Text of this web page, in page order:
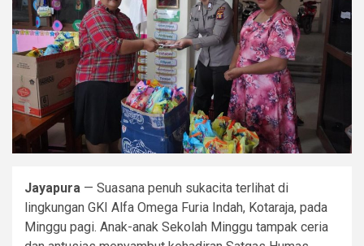
Jayapura — Suasana penuh sukacita terlihat di
lingkungan GKI Alfa Omega Furia Indah, Kotaraja, pada
Minggu pagi. Anak-anak Sekolah Minggu tampak ceria